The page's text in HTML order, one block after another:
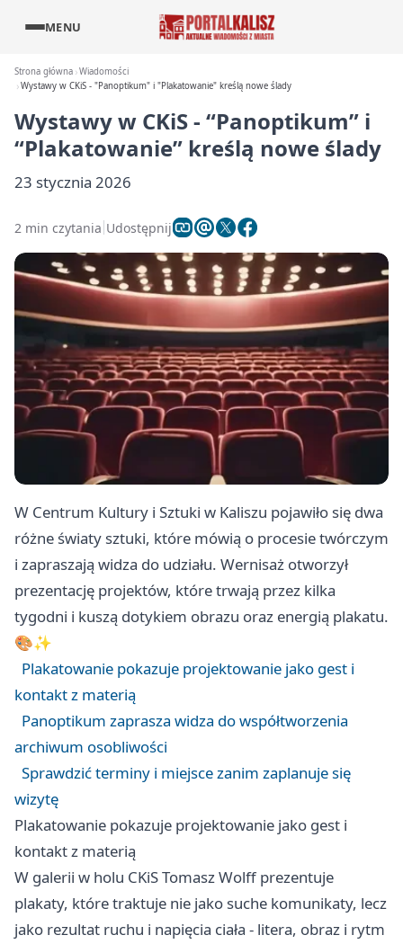
MENU
Strona główna Wiadomości
Wystawy w CKiS - "Panoptikum" i "Plakatowanie" kreślą nowe ślady
Wystawy w CKiS - “Panoptikum” i
“Plakatowanie” kreślą nowe ślady
23 stycznia 2026
2 min czytania Udostępnij
W Centrum Kultury i Sztuki w Kaliszu pojawiło się dwa
różne światy sztuki, które mówią o procesie twórczym
i zapraszają widza do udziału. Wernisaż otworzył
prezentację projektów, które trwają przez kilka
tygodni i kuszą dotykiem obrazu oraz energią plakatu.
🎨✨
Plakatowanie pokazuje projektowanie jako gest i
kontakt z materią
Panoptikum zaprasza widza do współtworzenia
archiwum osobliwości
Sprawdzić terminy i miejsce zanim zaplanuje się
wizytę
Plakatowanie pokazuje projektowanie jako gest i
kontakt z materią
W galerii w holu CKiS Tomasz Wolff prezentuje
plakaty, które traktuje nie jako suche komunikaty, lecz
jako rezultat ruchu i napięcia ciała - litera, obraz i rytm